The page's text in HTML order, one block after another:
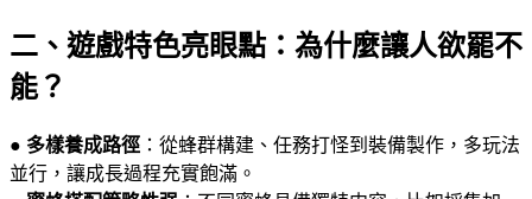
二、遊戲特色亮眼點：為什麼讓人欲罷不
能？
● 多樣養成路徑 ：從蜂群構建、任務打怪到裝備製作，多玩法
並行，讓成長過程充實飽滿。